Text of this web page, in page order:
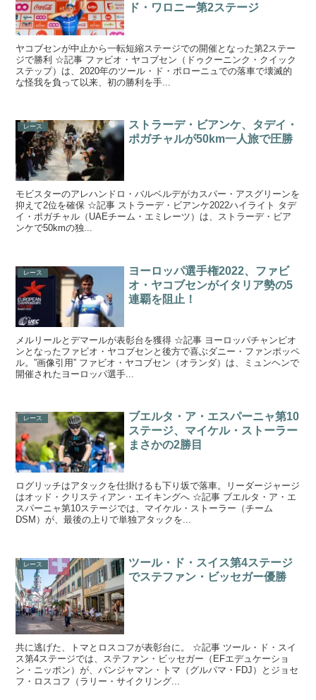
ド・ワロニー第2ステージ
ヤコブセンが中止から一転短縮ステージでの開催となった第2ステー
ジで勝利 ☆記事 ファビオ・ヤコブセン（ドゥクーニンク・クイック
ステップ）は、2020年のツール・ド・ポローニュでの落車で壊滅的
な怪我を負って以来、初の勝利を手...
レース
ストラーデ・ビアンケ、タデイ・
ポガチャルが50km一人旅で圧勝
モビスターのアレハンドロ・バルベルデがカスパー・アスグリーンを
抑えて2位を確保 ☆記事 ストラーデ・ビアンケ2022ハイライト タデ
イ・ポガチャル（UAEチーム・エミレーツ）は、ストラーデ・ビア
ンケで50kmの独...
レース
ヨーロッパ選手権2022、ファビ
オ・ヤコブセンがイタリア勢の5
連覇を阻止！
メルリールとデマールが表彰台を獲得 ☆記事 ヨーロッパチャンピオ
ンとなったファビオ・ヤコブセンと後方で喜ぶダニー・ファンポッペ
ル。”画像引用” ファビオ・ヤコブセン（オランダ）は、ミュンヘンで
開催されたヨーロッパ選手...
レース
ブエルタ・ア・エスパーニャ第10
ステージ、マイケル・ストーラー
まさかの2勝目
ログリッチはアタックを仕掛けるも下り坂で落車。リーダージャージ
はオッド・クリスティアン・エイキングへ ☆記事 ブエルタ・ア・エ
スパーニャ第10ステージでは、マイケル・ストーラー（チーム
DSM）が、最後の上りで単独アタックを...
レース
ツール・ド・スイス第4ステージ
でステファン・ビッセガー優勝
共に逃げた、トマとロスコフが表彰台に。 ☆記事 ツール・ド・スイ
ス第4ステージでは、ステファン・ビッセガー（EFエデュケーショ
ン・ニッポン）が、バンジャマン・トマ（グルパマ・FDJ）とジョセ
フ・ロスコフ（ラリー・サイクリング...